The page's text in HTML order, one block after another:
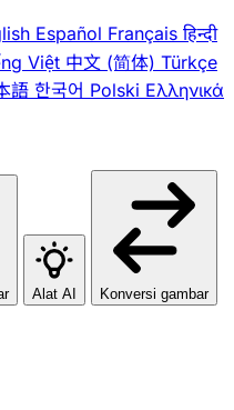
Español Français हिन्दी
Việt 中文 (简体) Türkçe
語 한국어 Polski Ελληνικά
Alat AI Konversi gambar